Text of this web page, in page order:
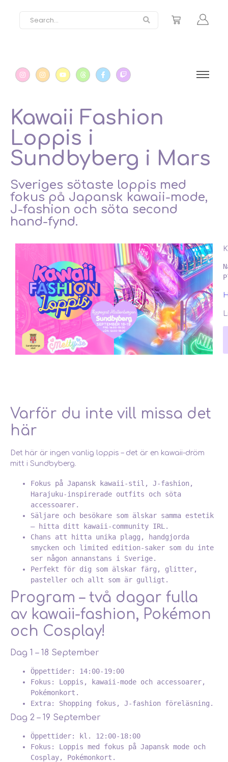
Kawaii Fashion
Loppis i
Sundbyberg i Mars
Sveriges sötaste loppis med
fokus på Japansk kawaii-mode,
J-fashion och söta second
hand-fynd.
Varför du inte vill missa det
här
Det här är ingen vanlig loppis – det är en kawaii-dröm
mitt i Sundbyberg.
Fokus på Japansk kawaii-stil, J-fashion,
Harajuku-inspirerade outfits och söta
accessoarer.
Säljare och besökare som älskar samma estetik
– hitta ditt kawaii-community IRL.
Chans att hitta unika plagg, handgjorda
smycken och limited edition-saker som du inte
ser någon annanstans i Sverige.
Perfekt för dig som älskar färg, glitter,
pasteller och allt som är gulligt.
Program – två dagar fulla
av kawaii-fashion, Pokémon
och Cosplay!
Dag 1 – 18 September
Öppettider: 14:00-19:00
Fokus: Loppis, kawaii-mode och accessoarer,
Pokémonkort.
Extra: Shopping fokus, J-fashion föreläsning.
Dag 2 – 19 September
Öppettider: kl. 12:00-18:00
Fokus: Loppis med fokus på Japansk mode och
Cosplay, Pokémonkort.